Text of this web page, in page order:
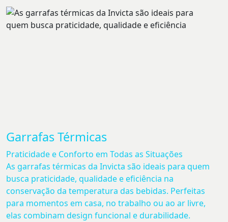
Garrafas Térmicas
Praticidade e Conforto em Todas as Situações
As garrafas térmicas da Invicta são ideais para quem
busca praticidade, qualidade e eficiência na
conservação da temperatura das bebidas. Perfeitas
para momentos em casa, no trabalho ou ao ar livre,
elas combinam design funcional e durabilidade.